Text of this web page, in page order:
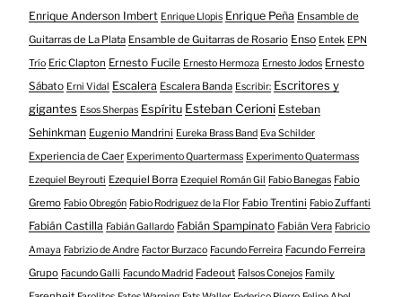
Enrique Anderson Imbert Enrique Llopis Enrique Peña Ensamble de
Guitarras de La Plata Ensamble de Guitarras de Rosario Enso Entek EPN
Trío Eric Clapton Ernesto Fucile Ernesto Hermoza Ernesto Jodos Ernesto
Sábato Erni Vidal Escalera Escalera Banda Escribir: Escritores y
gigantes Esos Sherpas Espíritu Esteban Cerioni Esteban
Sehinkman Eugenio Mandrini Eureka Brass Band Eva Schilder
Experiencia de Caer Experimento Quartermass Experimento Quatermass
Ezequiel Beyrouti Ezequiel Borra Ezequiel Román Gil Fabio Banegas Fabio
Gremo Fabio Obregón Fabio Rodriguez de la Flor Fabio Trentini Fabio Zuffanti
Fabián Castilla Fabián Gallardo Fabián Spampinato Fabián Vera Fabricio
Amaya Fabrizio de Andre Factor Burzaco Facundo Ferreira Facundo Ferreira
Grupo Facundo Galli Facundo Madrid Fadeout Falsos Conejos Family